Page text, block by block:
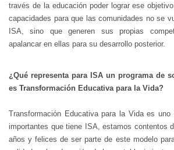
través de la educación poder lograr ese
capacidades para que las comunidades no se
ISA, sino que generen sus propias
apalancar en ellas para su desarrollo posterior.
¿Qué representa para ISA un programa de
es Transformación Educativa para la Vida?
Transformación Educativa para la Vida es
importantes que tiene ISA, estamos contentos
años y felices de ser parte de este modelo